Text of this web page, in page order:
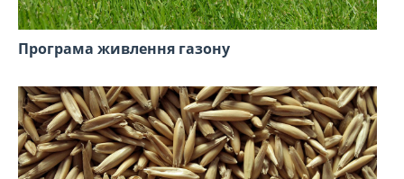
Програма живлення газону